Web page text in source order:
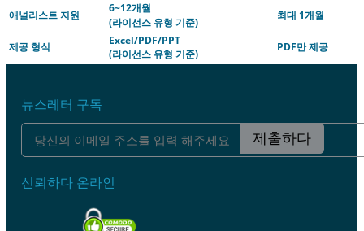
애널리스트 지원
6~12개월
(라이선스 유형 기준)
최대 1개월
제공 형식
Excel/PDF/PPT
(라이선스 유형 기준)
PDF만 제공
뉴스레터 구독
제출하다
신뢰하다 온라인